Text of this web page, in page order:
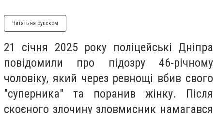
Читать на русском
21 січня 2025 року поліцейські Дніпра
повідомили про підозру 46-річному
чоловіку, який через ревнощі вбив свого
"суперника" та поранив жінку. Після
скоєного злочину зловмисник намагався